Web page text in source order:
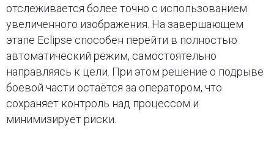
отслеживается более точно с использованием
увеличенного изображения. На завершающем
этапе Eclipse способен перейти в полностью
автоматический режим, самостоятельно
направляясь к цели. При этом решение о подрыве
боевой части остаётся за оператором, что
сохраняет контроль над процессом и
минимизирует риски.